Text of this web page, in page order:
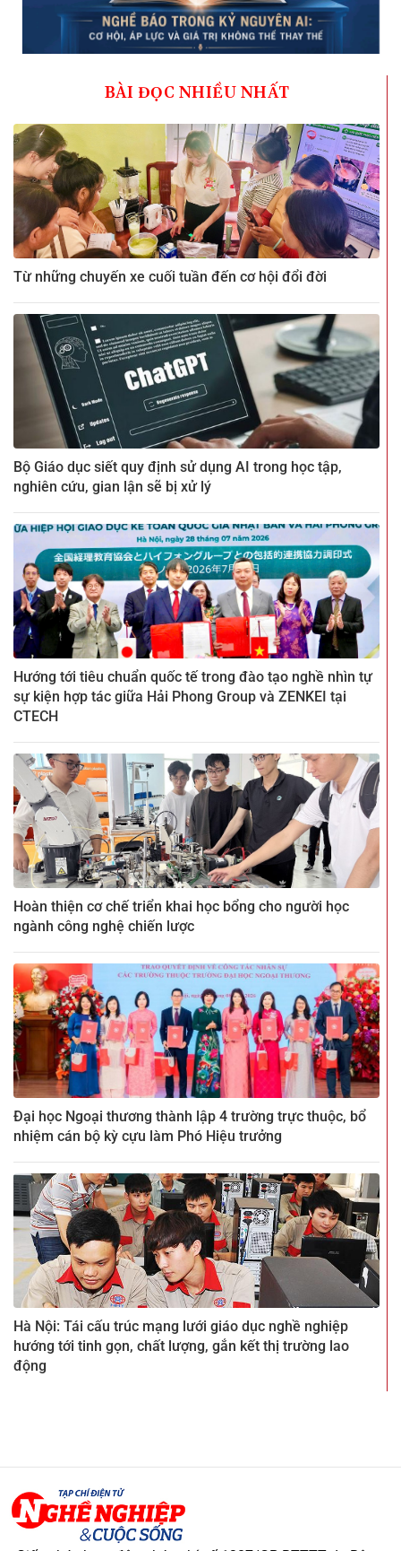
BÀI ĐỌC NHIỀU NHẤT
Từ những chuyến xe cuối tuần đến cơ hội đổi đời
Bộ Giáo dục siết quy định sử dụng AI trong học tập,
nghiên cứu, gian lận sẽ bị xử lý
Hướng tới tiêu chuẩn quốc tế trong đào tạo nghề nhìn tự
sự kiện hợp tác giữa Hải Phong Group và ZENKEI tại
CTECH
Hoàn thiện cơ chế triển khai học bổng cho người học
ngành công nghệ chiến lược
Đại học Ngoại thương thành lập 4 trường trực thuộc, bổ
nhiệm cán bộ kỳ cựu làm Phó Hiệu trưởng
Hà Nội: Tái cấu trúc mạng lưới giáo dục nghề nghiệp
hướng tới tinh gọn, chất lượng, gắn kết thị trường lao
động